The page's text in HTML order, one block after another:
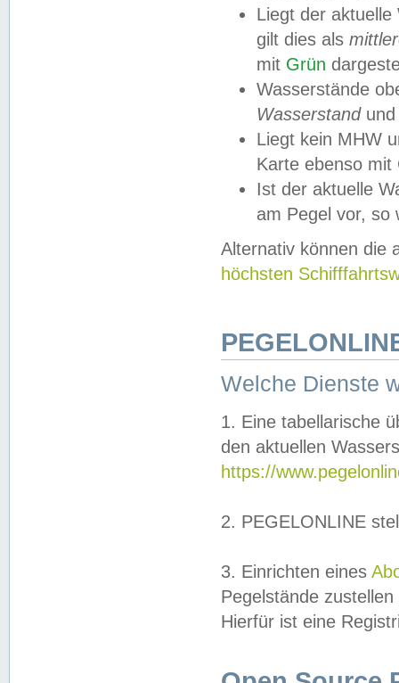
Liegt der
gilt dies als
mit Grün
Wasserstände
Wasserstandund
Liegt kein MHW
Karte ebenso mit
Ist der aktuelle
am Pegel vor,
Alternativ können die
höchsten
Welche Dienste
1. Eine tabellarische
den aktuellen
https://
2. PEGELONLINE
3. Einrichten eines
Pegelstände
Hierfür ist eine